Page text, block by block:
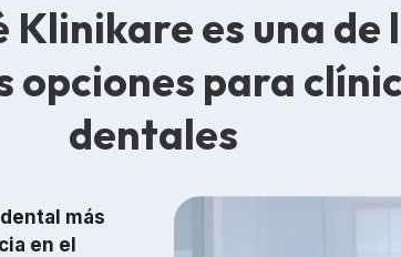
Klinikare es una de
opciones para
dentales
más
en el